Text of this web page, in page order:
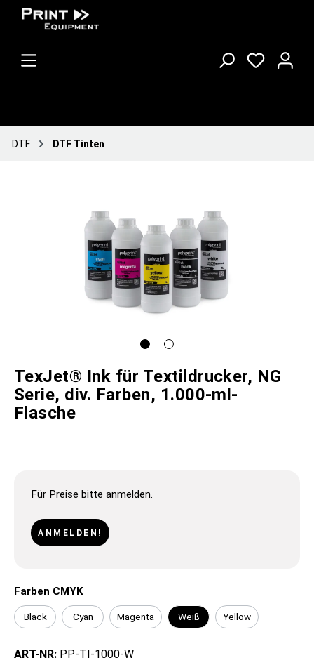
DTF DTF Tinten
TexJet® Ink für Textildrucker, NG
Serie, div. Farben, 1.000-ml-
Flasche
Für Preise bitte anmelden.
ANMELDEN!
Farben CMYK
Black Cyan Magenta Weiß Yellow
ART-NR: PP-TI-1000-W